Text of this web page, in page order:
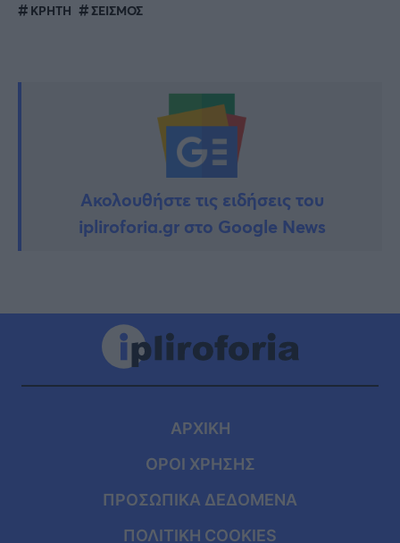
ΚΡΗΤΗ ΣΕΙΣΜΟΣ
Ακολουθήστε τις ειδήσεις του
ipliroforia.gr στο Google News
ΑΡΧΙΚΗ
ΟΡΟΙ ΧΡΗΣΗΣ
ΠΡΟΣΩΠΙΚΑ ΔΕΔΟΜΕΝΑ
ΠΟΛΙΤΙΚΗ COOKIES